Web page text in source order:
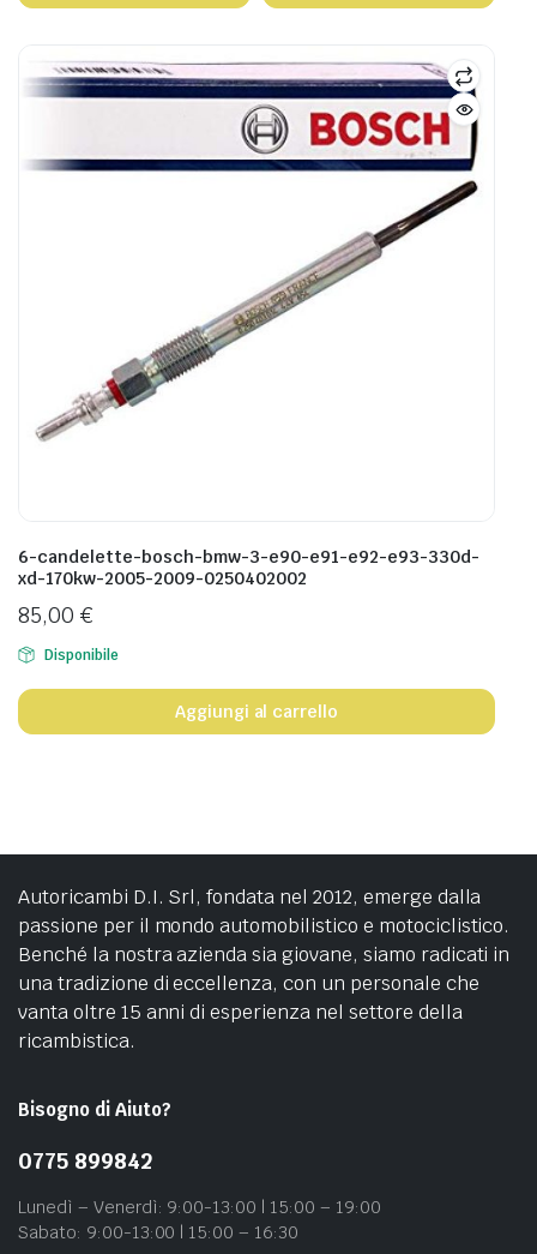
6-candelette-bosch-bmw-3-e90-e91-e92-e93-330d-
xd-170kw-2005-2009-0250402002
85,00 €
Disponibile
Aggiungi al carrello
Autoricambi D.I. Srl, fondata nel 2012, emerge dalla
passione per il mondo automobilistico e motociclistico.
Benché la nostra azienda sia giovane, siamo radicati in
una tradizione di eccellenza, con un personale che
vanta oltre 15 anni di esperienza nel settore della
ricambistica.
Bisogno di Aiuto?
0775 899842
Lunedì – Venerdì: 9:00-13:00 | 15:00 – 19:00
Sabato: 9:00-13:00 | 15:00 – 16:30